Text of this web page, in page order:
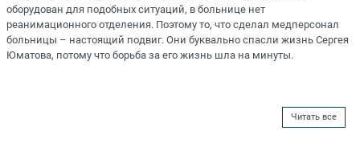
оборудован для подобных ситуаций, в больнице нет
реанимационного отделения. Поэтому то, что сделал медперсонал
больницы – настоящий подвиг. Они буквально спасли жизнь Сергея
Юматова, потому что борьба за его жизнь шла на минуты.
Читать все